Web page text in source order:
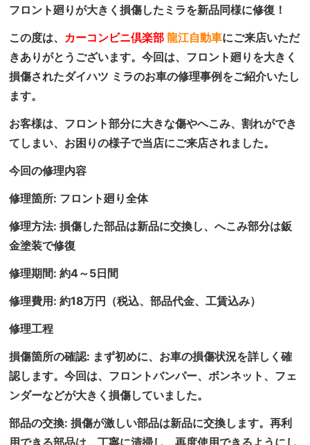
フロント廻りが大きく損傷したミラを新品同様に修復！
この度は、 カーコンビニ倶楽部 龍江自動車にご来店いただ
きありがとうございます。今回は、フロント廻りを大きく
損傷されたダイハツ ミラのお車の修理事例をご紹介いたし
ます。
お客様は、フロント部分に大きな傷やへこみ、割れができ
てしまい、お困りの様子で当店にご来店されました。
今回の修理内容
修理箇所: フロント廻り全体
修理方法: 損傷した部品は新品に交換し、へこみ部分は鈑
金塗装で修復
修理期間: 約4～5日間
修理費用: 約18万円（税込、部品代金、工賃込み）
修理工程
損傷箇所の確認: まず初めに、お車の損傷状況を詳しく確
認します。今回は、フロントバンパー、ボンネット、フェ
ンダーなどが大きく損傷していました。
部品の交換: 損傷が激しい部品は新品に交換します。再利
用できる部品は、丁寧に清掃し、再度使用できるようにし